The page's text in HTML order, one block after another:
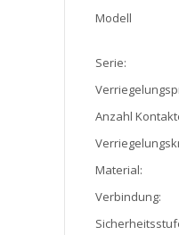
Modell
Serie:
Anzahl
Material:
Verbindung: